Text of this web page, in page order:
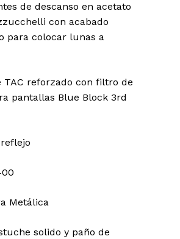
de descanso en acetato
con acabado
para colocar lunas a
TAC reforzado con filtro de
pantallas Blue Block 3rd
Metálica
solido y paño de